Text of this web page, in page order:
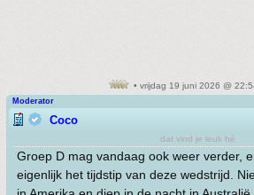
• vrijdag 19 juni 2026 @
Moderator
Coco
dat vind je leuk hè
Groep D mag vandaag ook weer verder,
eigenlijk het tijdstip van deze wedstrijd.